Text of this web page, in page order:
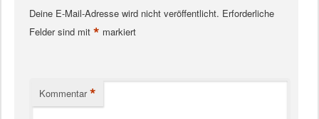
Deine E-Mail-Adresse wird nicht veröffentlicht. Erforderliche
Felder sind mit * markiert
Kommentar *